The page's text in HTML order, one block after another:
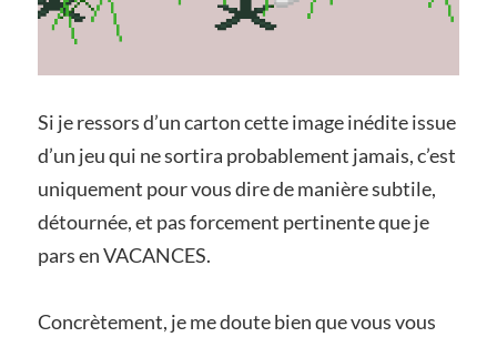
Si je ressors d’un carton cette image inédite issue
d’un jeu qui ne sortira probablement jamais, c’est
uniquement pour vous dire de manière subtile,
détournée, et pas forcement pertinente que je
pars en VACANCES.
Concrètement, je me doute bien que vous vous